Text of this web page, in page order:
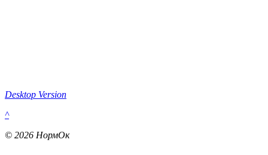
Desktop Version
^
© 2026 НормОк